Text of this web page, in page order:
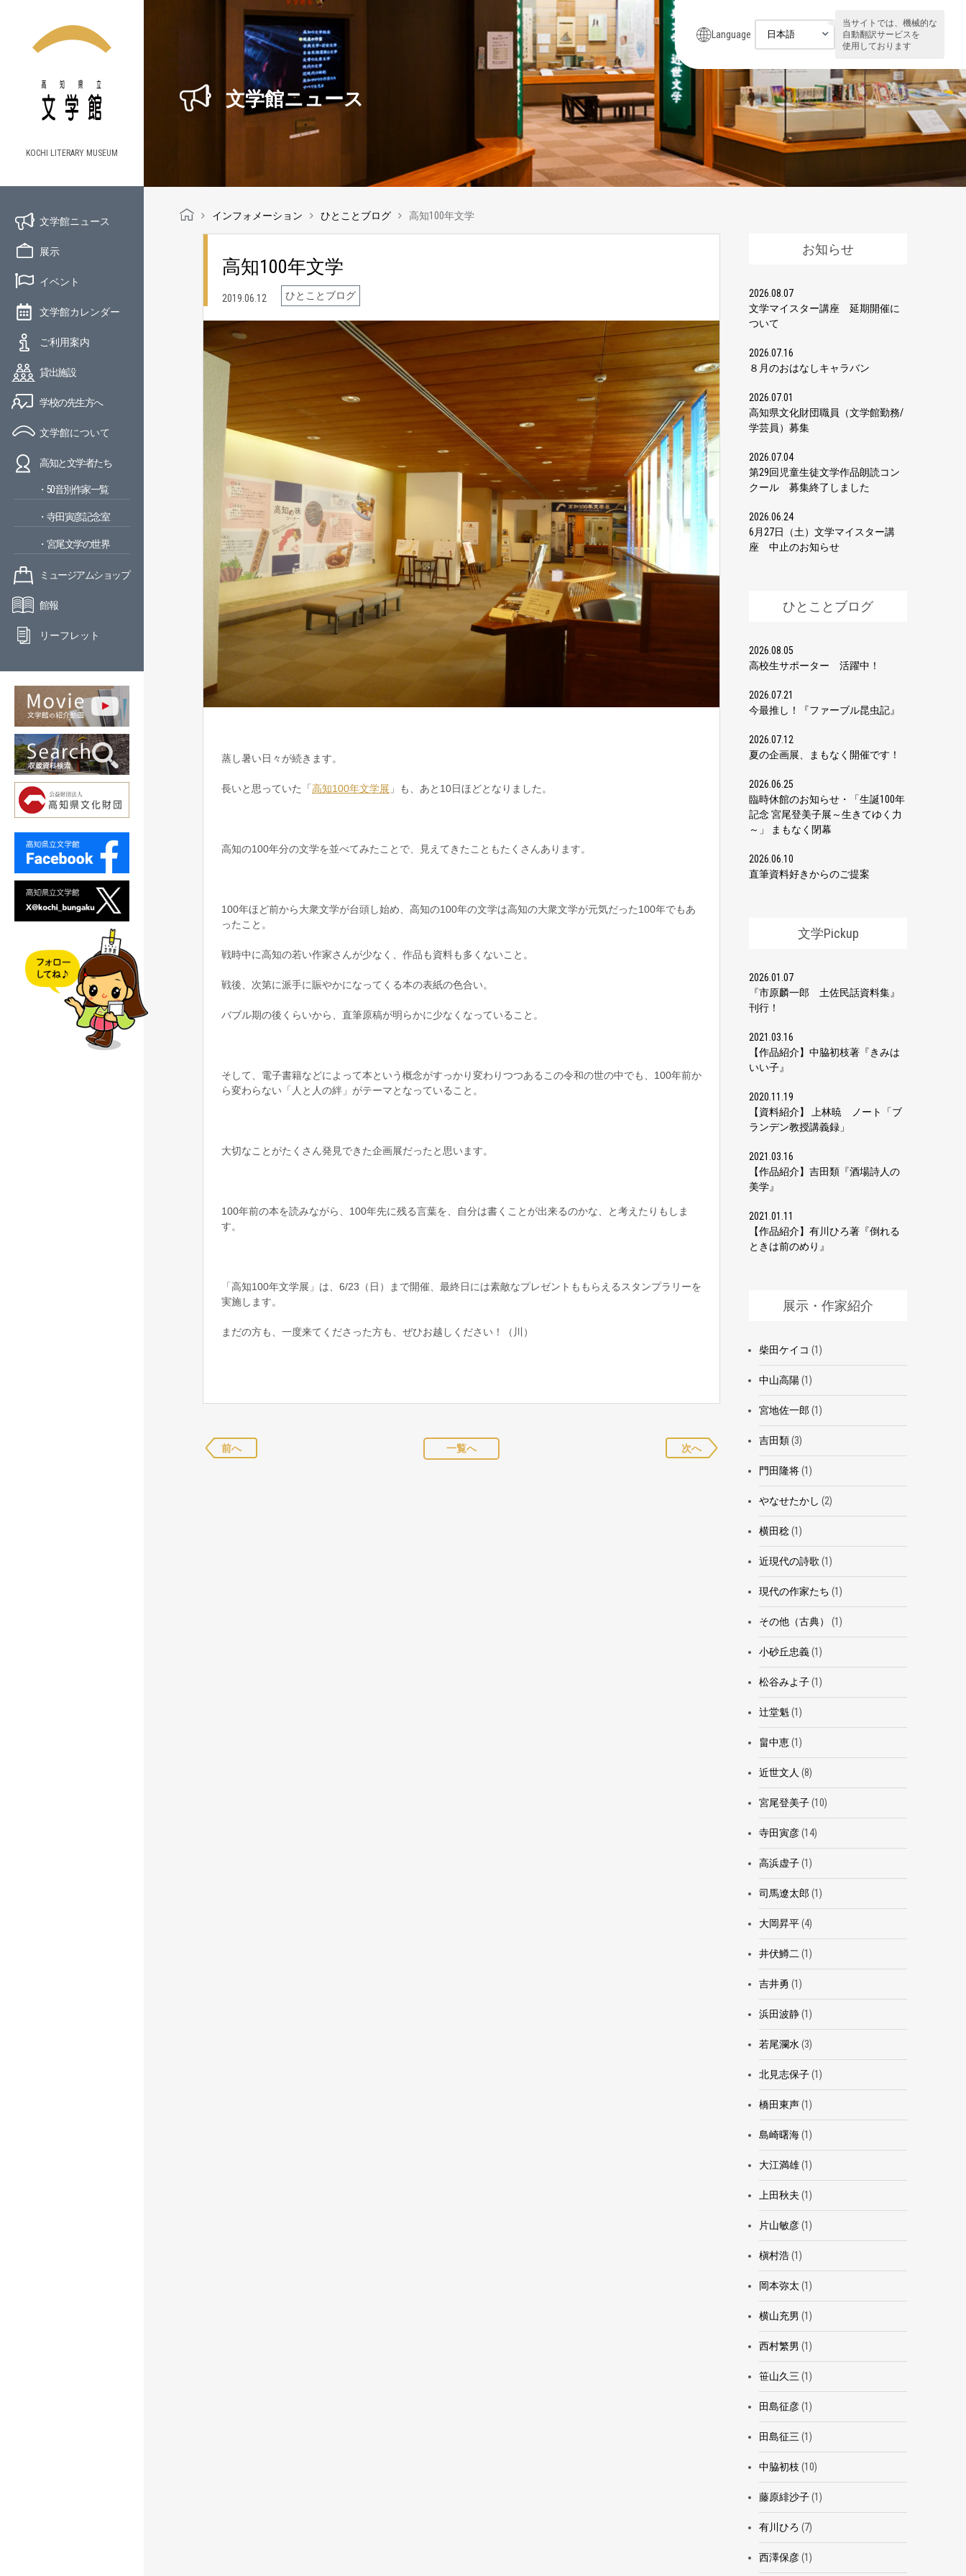
KOCHI LITERARY MUSEUM
文学館ニュース
展示
イベント
文学館カレンダー
ご利用案内
貸出施設
学校の先生方へ
文学館について
高知と文学者たち
・50音別作家一覧
・寺田寅彦記念室
・宮尾文学の世界
ミュージアムショップ
館報
リーフレット
Language
当サイトでは、機械的な
自動翻訳サービスを
使用しております
文学館ニュース
インフォメーション ひとことブログ 高知100年文学
高知100年文学
2019.06.12 ひとことブログ
蒸し暑い日々が続きます。
長いと思っていた「 高知100年文学展 」も、あと10日ほどとなりました。
高知の100年分の文学を並べてみたことで、見えてきたこともたくさんあります。
100年ほど前から大衆文学が台頭し始め、高知の100年の文学は高知の大衆文学が元気だった100年でもあ
ったこと。
戦時中に高知の若い作家さんが少なく、作品も資料も多くないこと。
戦後、次第に派手に賑やかになってくる本の表紙の色合い。
バブル期の後くらいから、直筆原稿が明らかに少なくなっていること。
そして、電子書籍などによって本という概念がすっかり変わりつつあるこの令和の世の中でも、100年前か
ら変わらない「人と人の絆」がテーマとなっていること。
大切なことがたくさん発見できた企画展だったと思います。
100年前の本を読みながら、100年先に残る言葉を、自分は書くことが出来るのかな、と考えたりもしま
す。
「高知100年文学展」は、6/23（日）まで開催、最終日には素敵なプレゼントももらえるスタンプラリーを
実施します。
まだの方も、一度来てくださった方も、ぜひお越しください！（川）
前へ 一覧へ 次へ
お知らせ
2026.08.07
文学マイスター講座 延期開催に
ついて
2026.07.16
８月のおはなしキャラバン
2026.07.01
高知県文化財団職員（文学館勤務/
学芸員）募集
2026.07.04
第29回児童生徒文学作品朗読コン
クール 募集終了しました
2026.06.24
6月27日（土）文学マイスター講
座 中止のお知らせ
ひとことブログ
2026.08.05
高校生サポーター 活躍中！
2026.07.21
今最推し！『ファーブル昆虫記』
2026.07.12
夏の企画展、まもなく開催です！
2026.06.25
臨時休館のお知らせ・「生誕100年
記念 宮尾登美子展～生きてゆく力
～」 まもなく閉幕
2026.06.10
直筆資料好きからのご提案
文学Pickup
2026.01.07
『市原麟一郎 土佐民話資料集』
刊行！
2021.03.16
【作品紹介】中脇初枝著『きみは
いい子』
2020.11.19
【資料紹介】 上林暁 ノート「ブ
ランデン教授講義録」
2021.03.16
【作品紹介】吉田類『酒場詩人の
美学』
2021.01.11
【作品紹介】有川ひろ著『倒れる
ときは前のめり』
展示・作家紹介
柴田ケイコ (1)
中山高陽(1)
宮地佐一郎 (1)
吉田類(3)
門田隆将(1)
やなせたかし (2)
横田稔(1)
近現代の詩歌 (1)
現代の作家たち (1)
その他（古典） (1)
小砂丘忠義(1)
松谷みよ子(1)
辻堂魁(1)
畠中恵(1)
近世文人 (8)
宮尾登美子(10)
寺田寅彦(14)
高浜虚子(1)
司馬遼太郎 (1)
大岡昇平(4)
井伏鱒二 (1)
吉井勇 (1)
浜田波静(1)
若尾瀾水 (3)
北見志保子(1)
橋田東声(1)
島崎曙海(1)
大江満雄(1)
上田秋夫 (1)
片山敏彦(1)
槇村浩(1)
岡本弥太 (1)
横山充男 (1)
西村繁男 (1)
笹山久三 (1)
田島征彦(1)
田島征三 (1)
中脇初枝 (10)
藤原緋沙子(1)
有川ひろ (7)
西澤保彦(1)